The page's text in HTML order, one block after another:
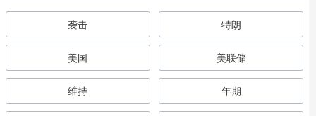
袭击 特朗
美国 美联储
维持 年期